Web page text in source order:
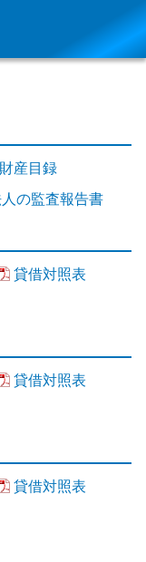
財産目録
の監査報告書
貸借対照表
貸借対照表
貸借対照表